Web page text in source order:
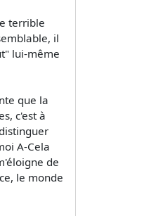
terrible
il
lui-même
que la
c'est à
A-Cela
de
le monde